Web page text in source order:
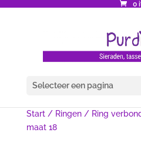
0
Selecteer een pagina
Start/ Ringen/ Ring
maat 18